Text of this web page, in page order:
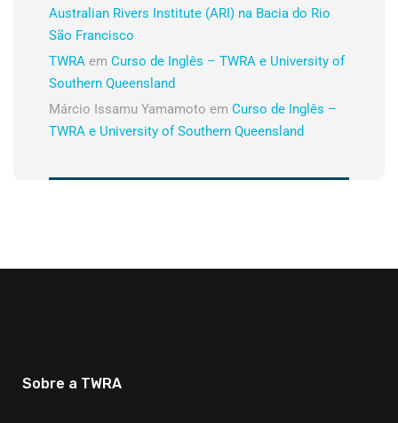
Australian Rivers Institute (ARI) na Bacia do Rio
São Francisco
TWRA em Curso de Inglês – TWRA e University of
Southern Queensland
Márcio Issamu Yamamoto em Curso de Inglês –
TWRA e University of Southern Queensland
Sobre a TWRA